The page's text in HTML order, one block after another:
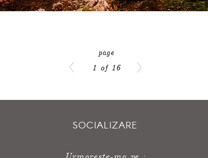
1 of 16
SOCIALIZARE